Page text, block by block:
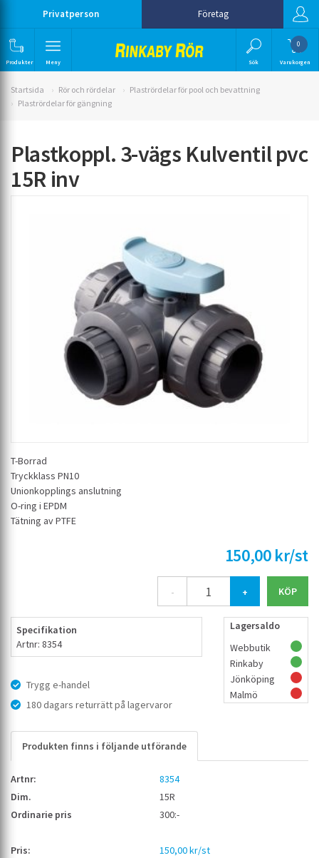
Privatperson Företag
Produkter Meny Sök
0
Varukorgen
Startsida Rör och rördelar
Plastrördelar för pool och bevattning
Plastrördelar för gängning
Plastkoppl. 3-vägs Kulventil pvc
15R inv
T-Borrad
Tryckklass PN10
Unionkopplings anslutning
O-ring i EPDM
Tätning av PTFE
150,00 kr/st
- +
Specifikation
Artnr: 8354
Trygg e-handel
180 dagars returrätt på lagervaror
Lagersaldo
Webbutik
Rinkaby
Jönköping
Malmö
Produkten finns i följande utförande
8354
15R
300:-
150,00 kr/st